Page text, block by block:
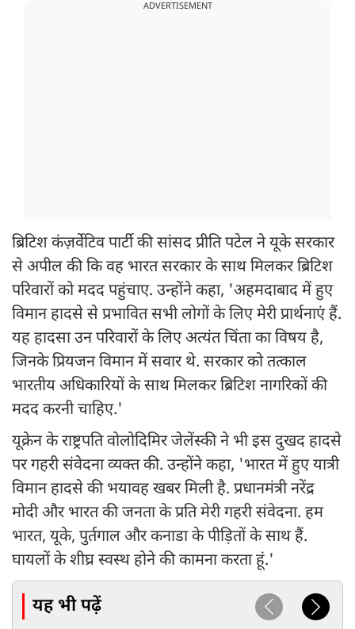
ADVERTISEMENT
ब्रिटिश कंज़र्वेटिव पार्टी की सांसद प्रीति पटेल ने यूके सरकार
से अपील की कि वह भारत सरकार के साथ मिलकर ब्रिटिश
परिवारों को मदद पहुंचाए. उन्होंने कहा, 'अहमदाबाद में हुए
विमान हादसे से प्रभावित सभी लोगों के लिए मेरी प्रार्थनाएं हैं.
यह हादसा उन परिवारों के लिए अत्यंत चिंता का विषय है,
जिनके प्रियजन विमान में सवार थे. सरकार को तत्काल
भारतीय अधिकारियों के साथ मिलकर ब्रिटिश नागरिकों की
मदद करनी चाहिए.'
यूक्रेन के राष्ट्रपति वोलोदिमिर जेलेंस्की ने भी इस दुखद हादसे
पर गहरी संवेदना व्यक्त की. उन्होंने कहा, 'भारत में हुए यात्री
विमान हादसे की भयावह खबर मिली है. प्रधानमंत्री नरेंद्र
मोदी और भारत की जनता के प्रति मेरी गहरी संवेदना. हम
भारत, यूके, पुर्तगाल और कनाडा के पीड़ितों के साथ हैं.
घायलों के शीघ्र स्वस्थ होने की कामना करता हूं.'
यह भी पढ़ें